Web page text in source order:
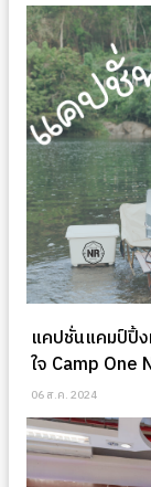
แคปชั่นแคมป์ปิ้
ใจ Camp One
06 ส.ค. 2024